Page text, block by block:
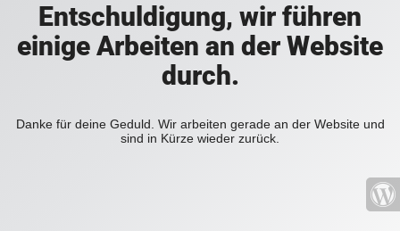
Entschuldigung, wir führen
einige Arbeiten an der Website
durch.
Danke für deine Geduld. Wir arbeiten gerade an der Website und
sind in Kürze wieder zurück.